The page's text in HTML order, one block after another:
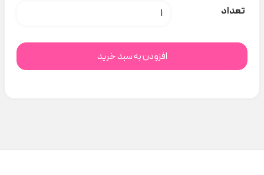
تعداد بادی بندی دخترانه Sinsay کد M0095 عدد
افزودن به سبد خرید